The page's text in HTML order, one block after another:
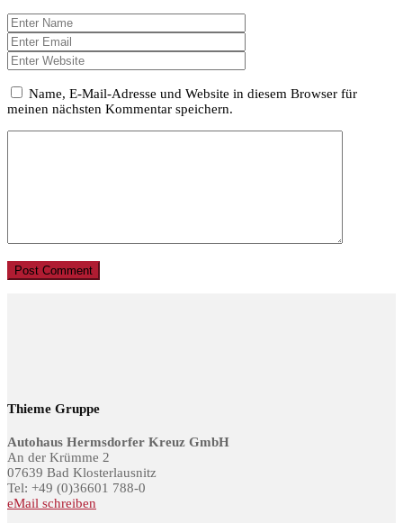
Name, E-Mail-Adresse und Website in diesem Browser für
meinen nächsten Kommentar speichern.
Thieme Gruppe
Autohaus Hermsdorfer Kreuz GmbH
An der Krümme 2
07639 Bad Klosterlausnitz
Tel: +49 (0)36601 788-0
eMail schreiben